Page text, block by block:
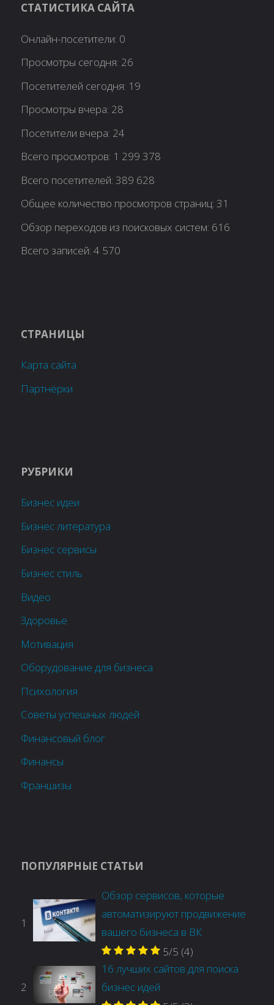
СТАТИСТИКА САЙТА
Онлайн-посетители: 0
Просмотры сегодня: 26
Посетителей сегодня: 19
Просмотры вчера: 28
Посетители вчера: 24
Всего просмотров: 1 299 378
Всего посетителей:389 628
Общее количество просмотров страниц:31
Обзор переходов из поисковых систем: 616
Всего записей:4 570
СТРАНИЦЫ
Карта сайта
Партнёрки
РУБРИКИ
Бизнес идеи
Бизнес литература
Бизнес сервисы
Бизнес стиль
Видео
Здоровье
Мотивация
Оборудование для бизнеса
Психология
Советы успешных людей
Финансовый блог
Финансы
Франшизы
ПОПУЛЯРНЫЕ СТАТЬИ
1
Обзор сервисов, которые
автоматизируют продвижение
вашего бизнеса в ВК
5/5 (4)
2
16 лучших сайтов для поиска
бизнес идей